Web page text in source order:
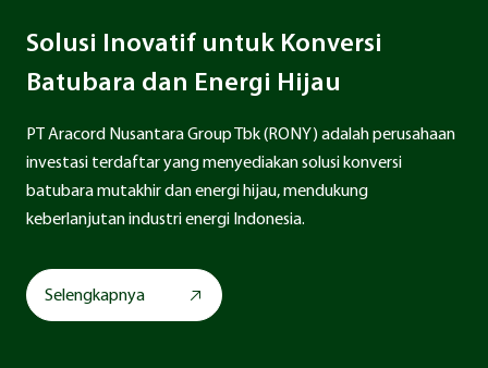
Solusi Inovatif untuk Konversi
Batubara dan Energi Hijau
PT Aracord Nusantara Group Tbk (RONY) adalah perusahaan
investasi terdaftar yang menyediakan solusi konversi
batubara mutakhir dan energi hijau, mendukung
keberlanjutan industri energi Indonesia.
Selengkapnya